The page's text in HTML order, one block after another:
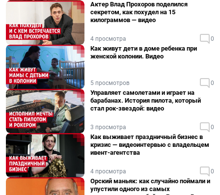
Актер Влад Прохоров поделился
секретом, как похудел на 15
килограммов — видео
4 просмотра 0
Как живут дети в доме ребенка при
женской колонии. Видео
5 просмотров 0
Управляет самолетами и играет на
барабанах. История пилота, который
стал рок-звездой: видео
3 просмотра 0
Как выживает праздничный бизнес в
кризис — видеоинтервью с владельцем
ивент-агентства
4 просмотра 0
Орский маньяк: как случайно поймали и
упустили одного из самых